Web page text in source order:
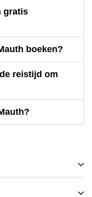
gratis
boeken?
reistijd om